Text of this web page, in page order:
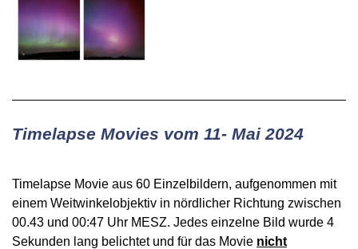
Timelapse Movies vom 11- Mai 2024
Timelapse Movie aus 60 Einzelbildern, aufgenommen mit
einem Weitwinkelobjektiv in nördlicher Richtung zwischen
00.43 und 00:47 Uhr MESZ. Jedes einzelne Bild wurde 4
Sekunden lang belichtet und für das Movie nicht